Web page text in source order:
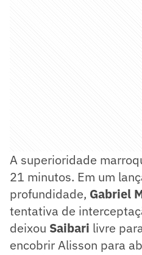
A superioridade
21 minutos. Em um
profundidade, Gabriel
tentativa de
deixou Saibari livre
encobrir Alisson para